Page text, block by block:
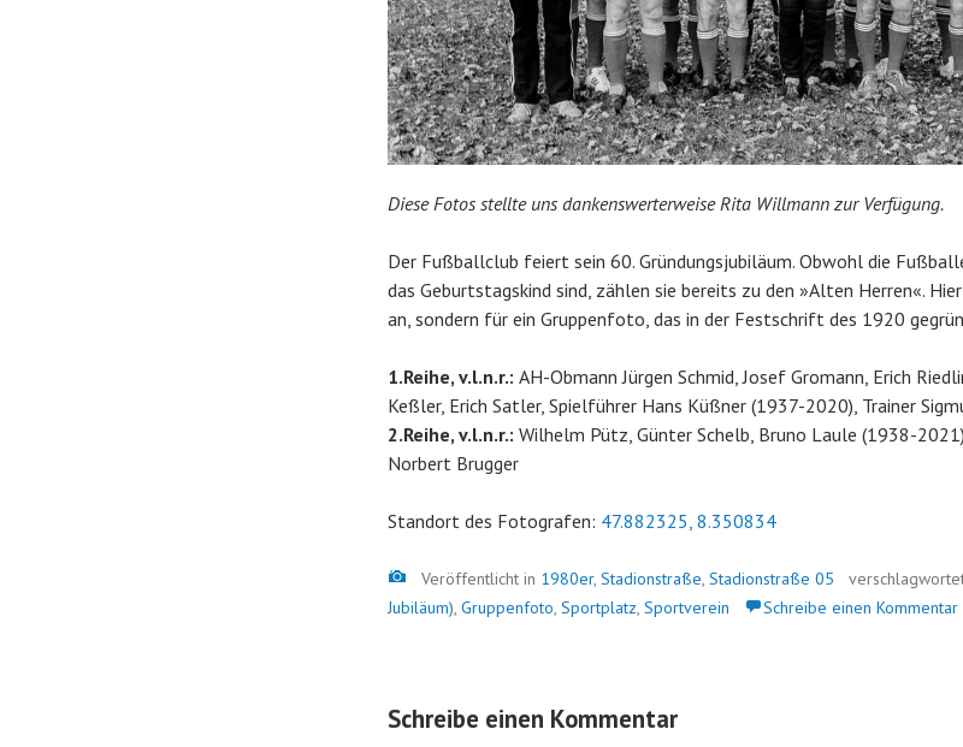
Diese Fotos stellte uns dankenswerterweise Rita Willmann zur Verfügung.
Der Fußballclub feiert sein 60. Gründungsjubiläum. Obwohl die
das Geburtstagskind sind, zählen sie bereits zu den »Alten Herren«.
an, sondern für ein Gruppenfoto, das in der Festschrift des 1920
1.Reihe, v.l.n.r.: AH-Obmann Jürgen Schmid, Josef Gromann, Erich
Keßler, Erich Satler, Spielführer Hans Küßner (1937-2020), Trainer
2.Reihe, v.l.n.r.: Wilhelm Pütz, Günter Schelb, Bruno Laule (1938-
Norbert Brugger
Standort des Fotografen: 47.882325, 8.350834
Bild
Veröffentlicht in 1980er, Stadionstraße, Stadionstraße 05
Jubiläum), Gruppenfoto, Sportplatz, Sportverein Schreibe einen Kommentar
Schreibe einen Kommentar